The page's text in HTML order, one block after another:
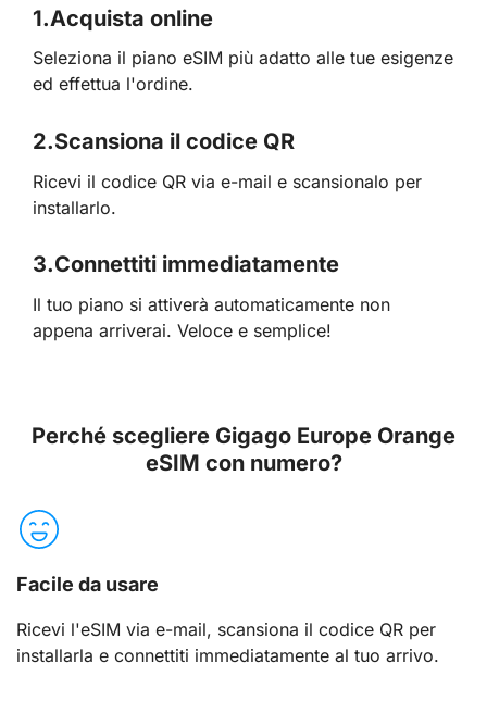
1.Acquista online
Seleziona il piano eSIM più adatto alle tue esigenze
ed effettua l'ordine.
2.Scansiona il codice QR
Ricevi il codice QR via e-mail e scansionalo per
installarlo.
3.Connettiti immediatamente
Il tuo piano si attiverà automaticamente non
appena arriverai. Veloce e semplice!
Perché scegliere Gigago Europe Orange
eSIM con numero?
Facile da usare
Ricevi l'eSIM via e-mail, scansiona il codice QR per
installarla e connettiti immediatamente al tuo arrivo.